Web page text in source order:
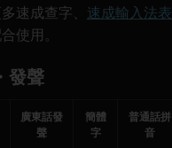
速成查字、 速成輸入法表
使用。
發聲
廣東話發
聲
簡體
字
普通話拼
音